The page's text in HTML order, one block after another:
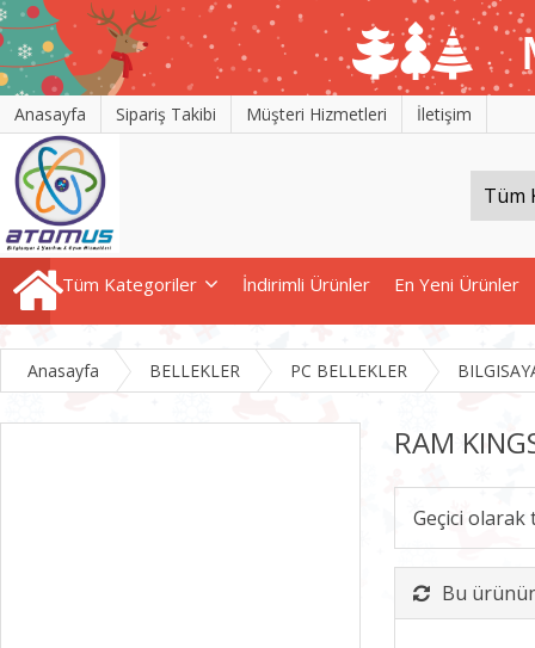
Anasayfa Sipariş Takibi Müşteri Hizmetleri İletişim
Tüm Kategoriler İndirimli Ürünler En Yeni Ürünler
Anasayfa BELLEKLER PC BELLEKLER
RAM
Geçici
Bu